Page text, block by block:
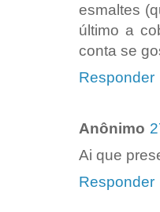
esmaltes
último a
conta se
Responder
Anônimo
Ai que
Responder